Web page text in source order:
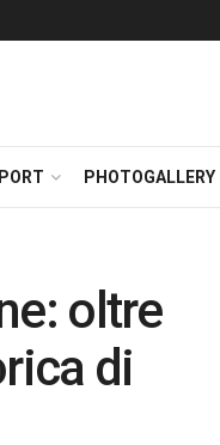
PHOTOGALLERY
oltre
di